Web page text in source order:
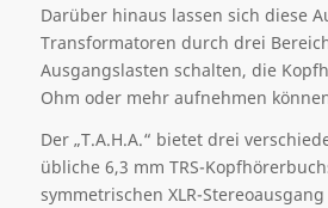
Darüber hinaus lassen sich diese
Transformatoren durch drei
Ausgangslasten schalten, die
Ohm oder mehr aufnehmen
Der „T.A.H.A.“ bietet drei
übliche6,3 mm TRS-
symmetrischen XLR-